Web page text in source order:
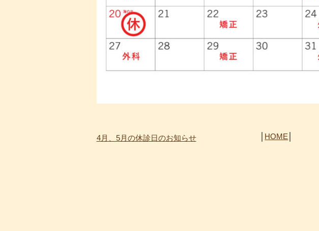
4月、5月の休診日のお知らせ HOME